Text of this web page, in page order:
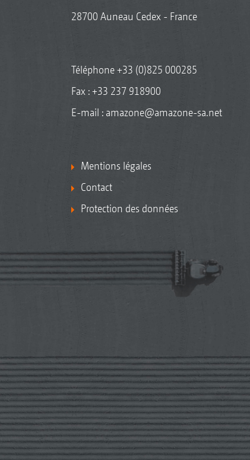
28700 Auneau Cedex - France
Téléphone+33 (0)825 000285
Fax : +33 237 918900
E-mail : amazone@amazone-sa.net
Mentions légales
Contact
Protection des données